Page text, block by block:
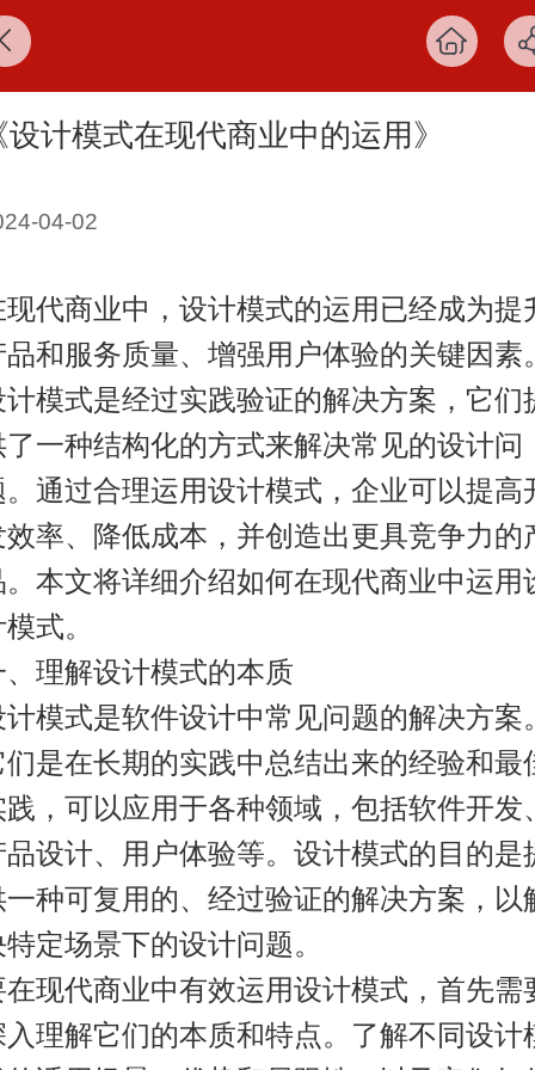
设计模式在现代商业中的运用》
04-02
现代商业中，设计模式的运用已经成为提
品和服务质量、增强用户体验的关键因素。
计模式是经过实践验证的解决方案，它们
了一种结构化的方式来解决常见的设计问
。通过合理运用设计模式，企业可以提高
效率、降低成本，并创造出更具竞争力的
。本文将详细介绍如何在现代商业中运用
式。
、理解设计模式的本质
计模式是软件设计中常见问题的解决方案。
们是在长期的实践中总结出来的经验和最
践，可以应用于各种领域，包括软件开发、
品设计、用户体验等。设计模式的目的是
一种可复用的、经过验证的解决方案，以
特定场景下的设计问题。
在现代商业中有效运用设计模式，首先需
入理解它们的本质和特点。了解不同设计